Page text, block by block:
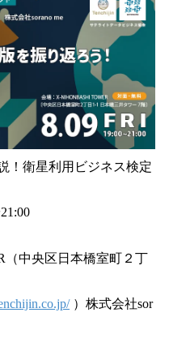
！衛星利用ビジネス検定
中央区日本橋室町２丁
）株式会社sor